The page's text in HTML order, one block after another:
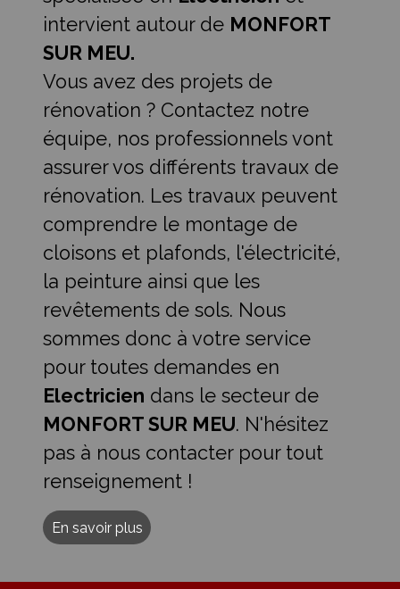
intervient autour de MONFORT
SUR MEU.
Vous avez des projets de
rénovation ? Contactez notre
équipe, nos professionnels vont
assurer vos différents travaux de
rénovation. Les travaux peuvent
comprendre le montage de
cloisons et plafonds, l'électricité,
la peinture ainsi que les
revêtements de sols. Nous
sommes donc à votre service
pour toutes demandes en
Electricien dans le secteur de
MONFORT SUR MEU. N'hésitez
pas à nous contacter pour tout
renseignement !
En savoir plus